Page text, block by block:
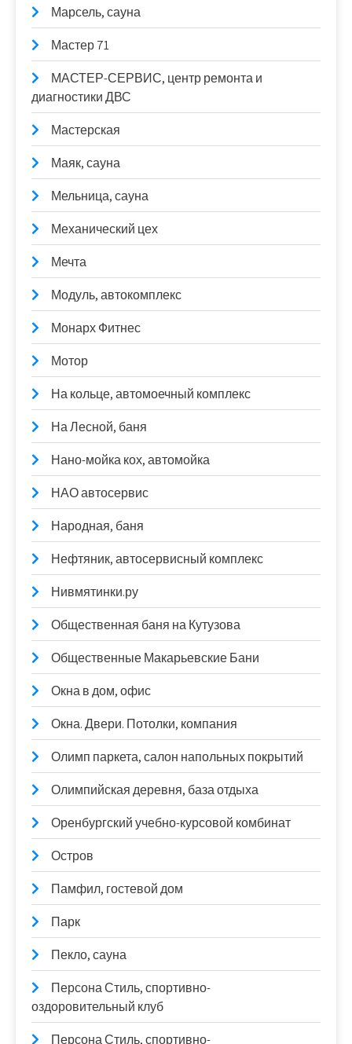
Марсель, сауна
Мастер 71
МАСТЕР-СЕРВИС, центр ремонта и
диагностики ДВС
Мастерская
Маяк, сауна
Мельница, сауна
Механический цех
Мечта
Модуль, автокомплекс
Монарх Фитнес
Мотор
На кольце, автомоечный комплекс
На Лесной, баня
Нано-мойка кох, автомойка
НАО автосервис
Народная, баня
Нефтяник, автосервисный комплекс
Нивмятинки.ру
Общественная баня на Кутузова
Общественные Макарьевские Бани
Окна в дом, офис
Окна. Двери. Потолки, компания
Олимп паркета, салон напольных покрытий
Олимпийская деревня, база отдыха
Оренбургский учебно-курсовой комбинат
Остров
Памфил, гостевой дом
Парк
Пекло, сауна
Персона Стиль, спортивно-
оздоровительный клуб
Персона Стиль, спортивно-